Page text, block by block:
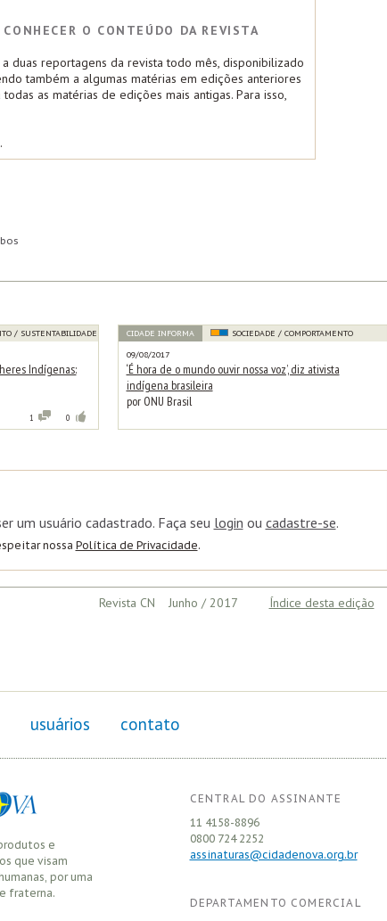
O CONTEÚDO DA REVISTA
duas reportagens da revista todo mês, disponibilizado
também a algumas matérias em edições anteriores
as matérias de edições mais antigas. Para isso,
/ SUSTENTABILIDADE
Indígenas:
1 0
CIDADE INFORMA SOCIEDADE / COMPORTAMENTO
09/08/2017
‘É hora de o mundo ouvir nossa voz’, diz ativista
indígena brasileira
por ONU Brasil
um usuário cadastrado. Faça seu login ou cadastre-se.
nossa Política de Privacidade.
Revista CN Junho / 2017 Índice desta edição
usuários contato
e
que visam
por uma
fraterna.
CENTRAL DO ASSINANTE
11 4158-8896
0800 724 2252
assinaturas@cidadenova.org.br
DEPARTAMENTO COMERCIAL